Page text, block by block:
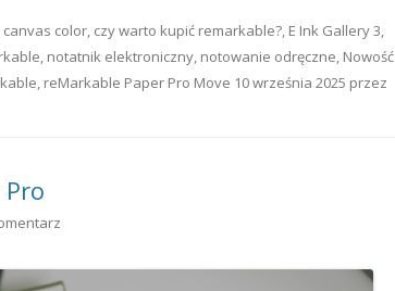
canvas color, czy warto kupić remarkable?, E Ink Gallery 3,
, notatnik elektroniczny, notowanie odręczne, Nowość
, reMarkable Paper Pro Move 10 września 2025 przez